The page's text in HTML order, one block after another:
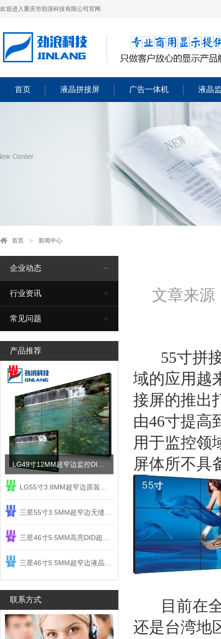
欢迎进入重庆市劲浪科技有限公司官网
首页 液晶拼接屏 广告一体机 液晶
首页 新闻中心
企业动态
行业资讯
常见问题
产品推荐
1
2
3
4
5
联系方式
文章来源
55寸拼
域的应用越
接屏的推出
由46寸提高
用于监控领
屏体所不具
目前在全
还是台湾地